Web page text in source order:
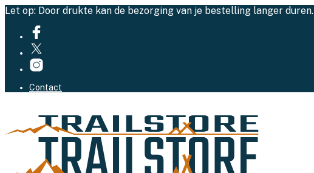
Let op: Door drukte kan de bezorging van je bestelling langer duren.
Contact